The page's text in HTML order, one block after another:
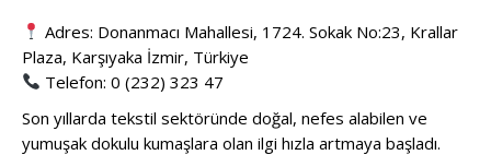
Adres: Donanmacı Mahallesi, 1724. Sokak No:23, Krallar
Plaza, Karşıyaka İzmir, Türkiye
Telefon: 0 (232) 323 47
Son yıllarda tekstil sektöründe doğal, nefes alabilen ve
yumuşak dokulu kumaşlara olan ilgi hızla artmaya başladı.